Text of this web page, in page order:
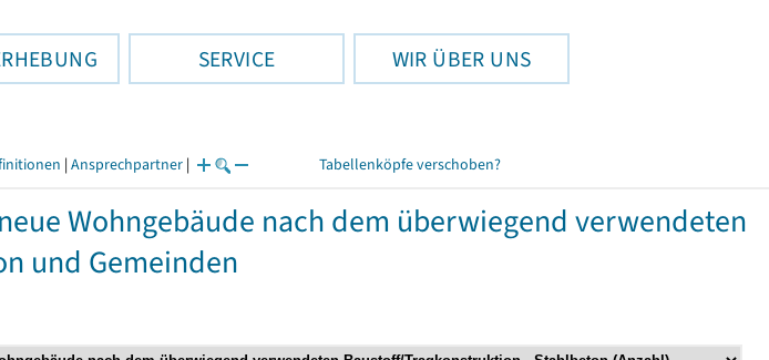
SERVICE WIR ÜBER UNS
| Ansprechpartner | Tabellenköpfe verschoben?
Wohngebäude nach dem überwiegend verwendeten
und Gemeinden